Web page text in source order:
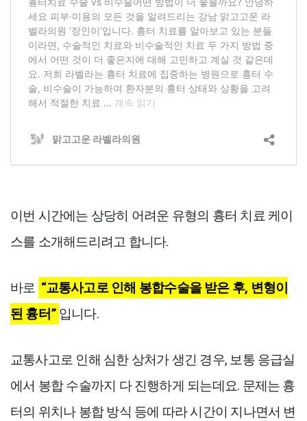
이번 시간에는 상당히 어려운 유형의 흉터 치료 케이
스를 소개해드리려고 합니다.
바로 “교통사고로 인해 봉합수술을 받은 후, 변형이
된 흉터” 입니다.
교통사고로 인해 심한 상처가 생긴 경우, 보통 응급실
에서 봉합 수술까지 다 진행하게 되는데요. 문제는 흉
터의 위치나 봉합 방식 등에 따라 시간이 지나면서 변